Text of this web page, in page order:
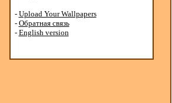
- Upload Your Wallpapers
- Обратная связь
- English version